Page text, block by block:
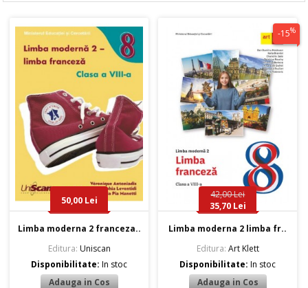
50,00 Lei
Limba moderna 2 franceza..
Editura: Uniscan
Disponibilitate:In stoc
-15%
42,00 Lei
35,70 Lei
Limba moderna 2 limba fr..
Editura: Art Klett
Disponibilitate:In stoc